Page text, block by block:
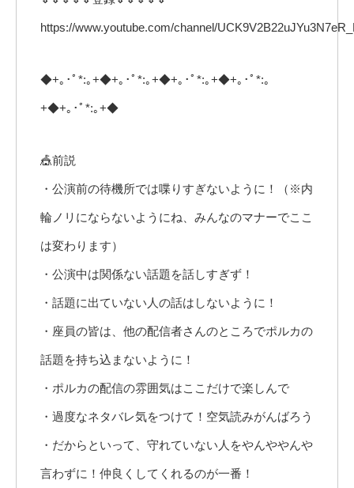
https://www.youtube.com/channel/
◆+｡･ﾟ*:｡+◆+｡･ﾟ*:｡+◆+｡･ﾟ*:｡+◆+｡･ﾟ*:｡
+◆+｡･ﾟ*:｡+◆
🎪前説
・公演前の待機所では喋りすぎないように！（※内
輪ノリにならないようにね、みんなのマナーでここ
は変わります）
・公演中は関係ない話題を話しすぎず！
・話題に出ていない人の話はしないように！
・座員の皆は、他の配信者さんのところでポルカの
話題を持ち込まないように！
・ポルカの配信の雰囲気はここだけで楽しんで
・過度なネタバレ気をつけて！空気読みがんばろう
・だからといって、守れていない人をやんややんや
言わずに！仲良くしてくれるのが一番！